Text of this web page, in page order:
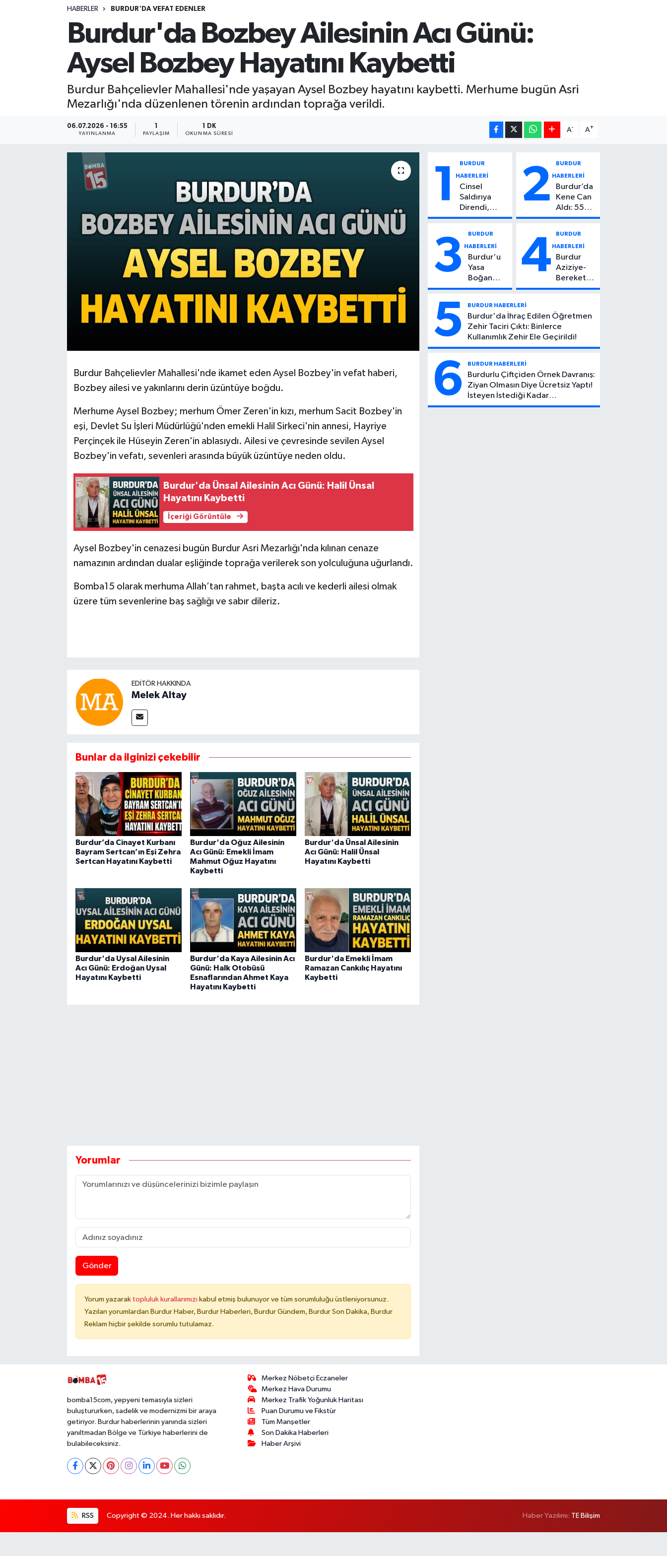
HABERLER BURDUR'DA VEFAT EDENLER
Burdur'da Bozbey Ailesinin Acı Günü:
Aysel Bozbey Hayatını Kaybetti
Burdur Bahçelievler Mahallesi'nde yaşayan Aysel Bozbey hayatını kaybetti. Merhume bugün Asri
Mezarlığı'nda düzenlenen törenin ardından toprağa verildi.
06.07.2026 - 16:55
YAYINLANMA PAYLAŞIM
1 DK
OKUNMA SÜRESI
A- A+
Burdur Bahçelievler Mahallesi'nde ikamet eden Aysel Bozbey'in vefat haberi,
Bozbey ailesi ve yakınlarını derin üzüntüye boğdu.
Merhume Aysel Bozbey; merhum Ömer Zeren'in kızı, merhum Sacit Bozbey'in
eşi, Devlet Su İşleri Müdürlüğü'nden emekli Halil Sirkeci'nin annesi, Hayriye
Perçinçek ile Hüseyin Zeren'in ablasıydı. Ailesi ve çevresinde sevilen Aysel
Bozbey'in vefatı, sevenleri arasında büyük üzüntüye neden oldu.
Burdur'da Ünsal Ailesinin Acı Günü: Halil Ünsal
Hayatını Kaybetti
İçeriği Görüntüle
Aysel Bozbey'in cenazesi bugün Burdur Asri Mezarlığı'nda kılınan cenaze
namazının ardından dualar eşliğinde toprağa verilerek son yolculuğuna uğurlandı.
Bomba15 olarak merhuma Allah’tan rahmet, başta acılı ve kederli ailesi olmak
üzere tüm sevenlerine baş sağlığı ve sabır dileriz.
EDITÖR HAKKINDA
Melek Altay
Bunlar da ilginizi çekebilir
Burdur’da Cinayet Kurbanı
Bayram Sertcan’ın Eşi Zehra
Sertcan Hayatını Kaybetti
Burdur'da Oğuz Ailesinin
Acı Günü: Emekli İmam
Mahmut Oğuz Hayatını
Kaybetti
Burdur'da Ünsal Ailesinin
Acı Günü: Halil Ünsal
Hayatını Kaybetti
Burdur'da Uysal Ailesinin
Acı Günü: Erdoğan Uysal
Hayatını Kaybetti
Burdur'da Kaya Ailesinin Acı
Günü: Halk Otobüsü
Esnaflarından Ahmet Kaya
Hayatını Kaybetti
Burdur'da Emekli İmam
Ramazan Cankılıç Hayatını
Kaybetti
Yorumlar
Gönder
Yorum yazarak topluluk kurallarımızı kabul etmiş bulunuyor ve tüm sorumluluğu üstleniyorsunuz.
Yazılan yorumlardan Burdur Haber, Burdur Haberleri, Burdur Gündem, Burdur Son Dakika, Burdur
Reklam hiçbir şekilde sorumlu tutulamaz.
1 BURDUR
HABERLERİ
Cinsel
Saldırıya
Direndi,
Başından
Çocuktan
Kötü Haber!
2 BURDUR
HABERLERİ
Burdur’da
Kene Can
Aldı: 55
Yaşındaki
Kaybetti
3 BURDUR
HABERLERİ
Burdur'u
Yasa
Boğan
Ölüm:
Can Atıcı
Genç
Yaşta
Yaşamını
Yitirdi
4 BURDUR
HABERLERİ
Burdur
Aziziye-
Bereket
Köyü
Feci Kaza:
1 Ölü, 2
Yaralı
5 BURDUR HABERLERİ
Burdur'da İhraç Edilen Öğretmen
Zehir Taciri Çıktı: Binlerce
Kullanımlık Zehir Ele Geçirildi!
6 BURDUR HABERLERİ
Burdurlu Çiftçiden Örnek Davranış:
Ziyan Olmasın Diye Ücretsiz Yaptı!
İsteyen İstediği Kadar
Toplayabilecek
bomba15com, yepyeni temasıyla sizleri
buluştururken, sadelik ve modernizmi bir araya
getiriyor. Burdur haberlerinin yanında sizleri
yanıltmadan Bölge ve Türkiye haberlerini de
bulabileceksiniz.
Merkez Nöbetçi Eczaneler
Merkez Hava Durumu
Merkez Trafik Yoğunluk Haritası
Puan Durumu ve Fikstür
Tüm Manşetler
Son Dakika Haberleri
Haber Arşivi
RSS Copyright © 2024. Her hakkı saklıdır. Haber Yazılımı: TE Bilişim